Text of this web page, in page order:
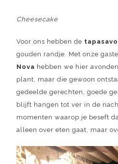
Cheesecake
Voor ons hebben de
gouden randje. Met onze
Nova hebben we hier
plant, maar die gewoon
gedeelde gerechten, goede
blijft hangen tot ver in de
momenten waarop je beseft
alleen over eten gaat, maar